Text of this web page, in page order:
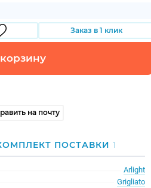
Заказ в 1 клик
на почту
ПОСТАВКИ 1
Arlight
Grigliato